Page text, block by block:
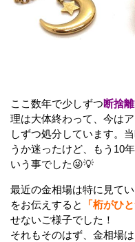
ここ数年で少しずつ断捨離
理は大体終わって、今は
しずつ処分しています。
うか迷ったけど、もう10
いう事でした😜💡
最近の金相場は特に見て
をお伝えすると
「桁がひ
せないご様子でした！
それもそのはず、金相場